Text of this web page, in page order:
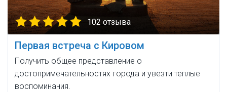
102 отзыва
Первая встреча с Кировом
Получить общее представление о
достопримечательностях города и увезти теплые
воспоминания.